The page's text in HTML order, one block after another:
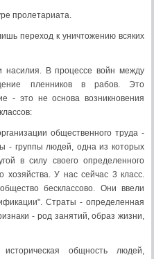
пролетариата.
переход к уничтожению всяких
насилия. В процессе войн между
пленников в рабов. Это
- это не основа возникновения
общественного труда -
- группы людей, одна из которых
в силу своего определенного
хозяйства. У нас сейчас 3 класс.
бесклассово. Они ввели
Страты - определенная
- род занятий, образ жизни,
общность людей,